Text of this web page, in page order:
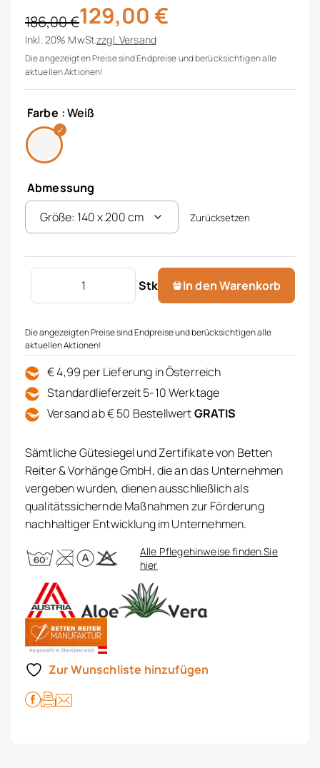
186,00€
Ursprünglicher Preis war: 186,00 €
129,00 €
Aktueller Preis ist: 129,00 €.
Inkl. 20% MwSt.zzgl.Versand
Die angezeigten Preise sind Endpreise und berücksichtigen alle
aktuellen Aktionen!
Farbe : Weiß
Abmessung
Zurücksetzen
Stk
Decke Mauritius Menge
In den Warenkorb
Die angezeigten Preise sind Endpreise und berücksichtigen alle
aktuellen Aktionen!
€ 4,99 per Lieferung in Österreich
Standardlieferzeit 5-10 Werktage
Versand ab € 50 BestellwertGRATIS
Sämtliche Gütesiegel und Zertifikate von Betten
Reiter & Vorhänge GmbH, die an das Unternehmen
vergeben wurden, dienen ausschließlich als
qualitätssichernde Maßnahmen zur Förderung
nachhaltiger Entwicklung im Unternehmen.
Alle Pflegehinweise finden Sie
hier
Zur Wunschliste hinzufügen